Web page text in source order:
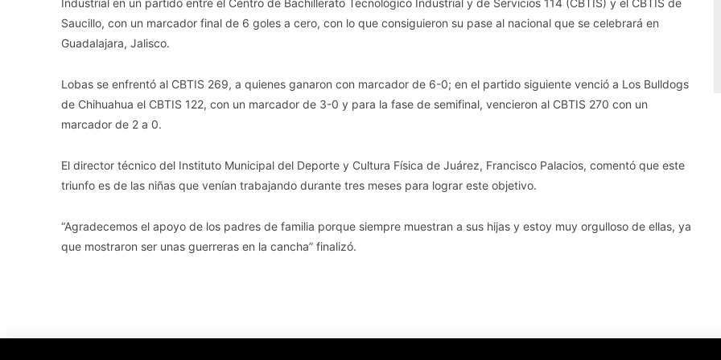
Industrial en un partido entre el Centro de Bachillerato Tecnológico Industrial y de Servicios 114 (CBTIS) y el CBTIS de
Saucillo, con un marcador final de 6 goles a cero, con lo que consiguieron su pase al nacional que se celebrará en
Guadalajara, Jalisco.
Lobas se enfrentó al CBTIS 269, a quienes ganaron con marcador de 6-0; en el partido siguiente venció a Los Bulldogs
de Chihuahua el CBTIS 122, con un marcador de 3-0 y para la fase de semifinal, vencieron al CBTIS 270 con un
marcador de 2 a 0.
El director técnico del Instituto Municipal del Deporte y Cultura Física de Juárez, Francisco Palacios, comentó que este
triunfo es de las niñas que venían trabajando durante tres meses para lograr este objetivo.
“Agradecemos el apoyo de los padres de familia porque siempre muestran a sus hijas y estoy muy orgulloso de ellas, ya
que mostraron ser unas guerreras en la cancha” finalizó.